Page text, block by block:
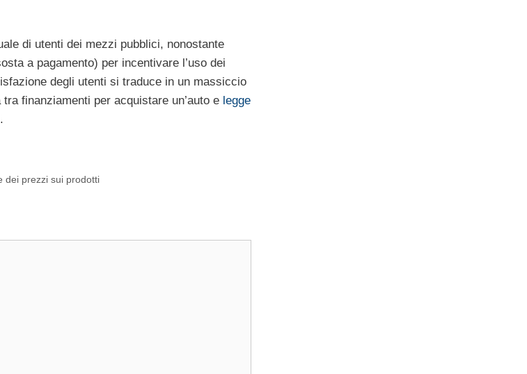
di utenti dei mezzi pubblici, nonostante
a pagamento) per incentivare l’uso dei
degli utenti si traduce in un massiccio
tra finanziamenti per acquistare un’auto e legge
dei prezzi sui prodotti